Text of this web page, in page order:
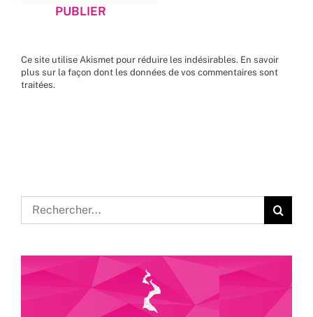
Ce site utilise Akismet pour réduire les indésirables. En savoir
plus sur la façon dont les données de vos commentaires sont
traitées.
Rechercher: